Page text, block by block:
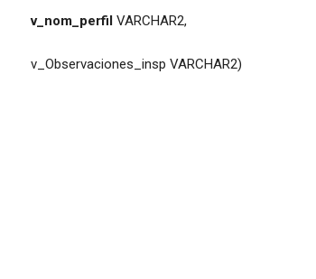
v_nom_perfil VARCHAR2,
VARCHAR2)